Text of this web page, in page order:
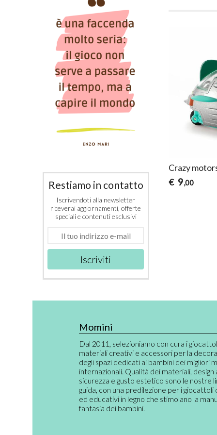
Crazy
€ 9,00
Restiamo in contatto
Iscrivendoti alla newsletter
riceverai aggiornamenti, offerte
speciali e contenuti esclusivi
Iscriviti
Momini
Dal 2011, selezioniamo con cura i
materiali creativi e accessori per la
degli spazi dedicati ai bambini dei migliori
internazionali. Qualità dei materiali, design
sicurezza e gusto estetico sono le nostre
guida, con una predilezione per i giocattoli
ed educativi in legno che stimolano la
fantasia dei bambini.